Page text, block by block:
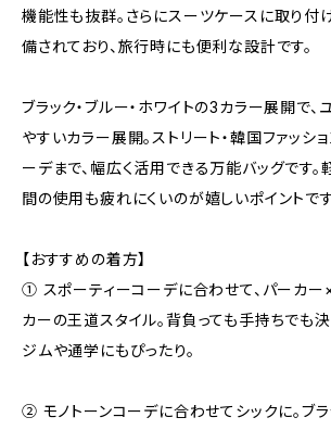
機能性も抜群。さらにスーツケースに取り付
備されており、旅行時にも便利な設計です。
ブラック・ブルー・ホワイトの3カラー展開で、
やすいカラー展開。ストリート・韓国ファッシ
ーデまで、幅広く活用できる万能バッグです
間の使用も疲れにくいのが嬉しいポイントです
【おすすめの着方】
① スポーティーコーデに合わせて、パーカー
カーの王道スタイル。背負っても手持ちでも決
ジムや通学にもぴったり。
② モノトーンコーデに合わせてシックに。ブ